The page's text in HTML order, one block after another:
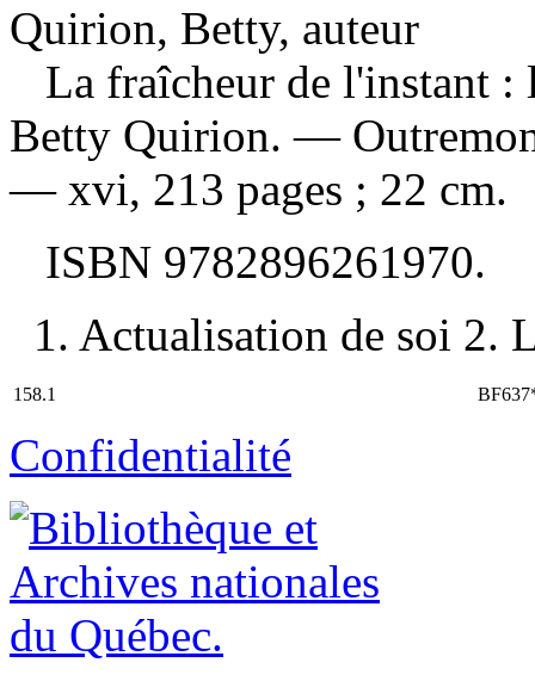
Quirion, Betty, auteur
La fraîcheur de l'instant
Betty Quirion. —
— xvi, 213 pages ; 22 cm.
ISBN 9782896261970.
1. Actualisation de soi 2.
158.1
Confidentialité